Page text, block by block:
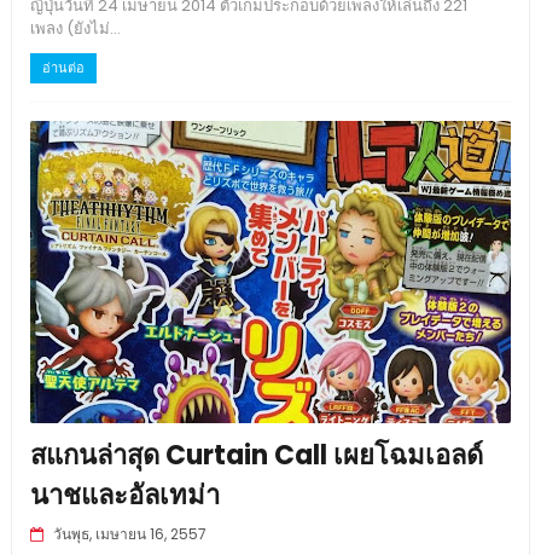
ญี่ปุ่นวันที่ 24 เมษายน 2014 ตัวเกมประกอบด้วยเพลงให้เล่นถึง 221
เพลง (ยังไม่...
อ่านต่อ
สแกนล่าสุด Curtain Call เผยโฉมเอลด์
นาชและอัลเทม่า
วันพุธ, เมษายน 16, 2557